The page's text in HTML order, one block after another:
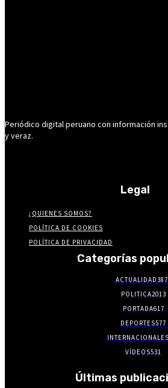
Periódico digital peruano con información
y veraz.
Legal
¿QUIENES SOMOS?
POLÍTICA DE COOKIES
POLÍTICA DE PRIVACIDAD
Categorías
ACTUALIDAD
POLITICA2013
PORTADA617
DEPORTES577
INTERNACIONALES
VÍDEOS531
Últimas